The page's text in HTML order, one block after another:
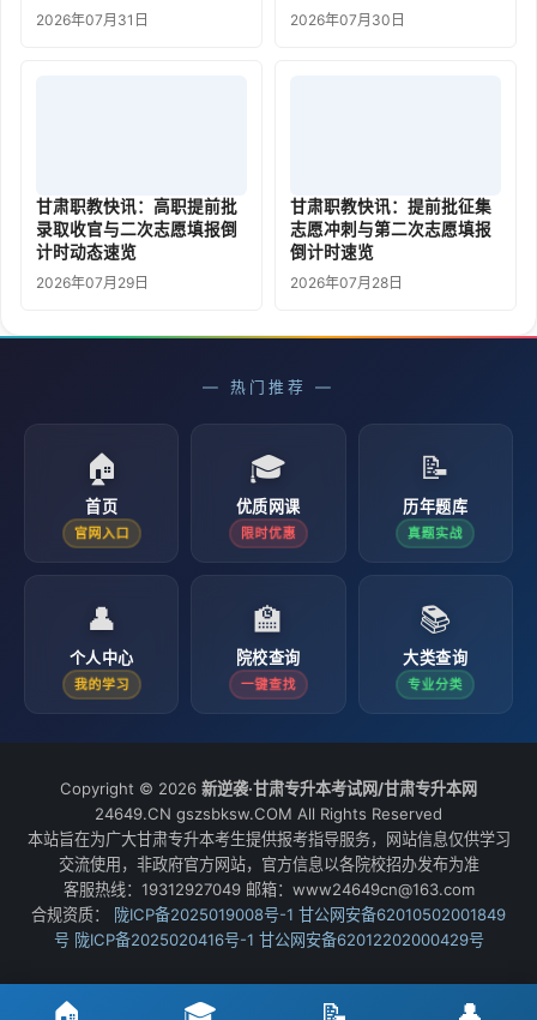
2026年07月31日 2026年07月30日
甘肃职教快讯：高职提前批
录取收官与二次志愿填报倒
计时动态速览
2026年07月29日
甘肃职教快讯：提前批征集
志愿冲刺与第二次志愿填报
倒计时速览
2026年07月28日
— 热门推荐 —
🏠
首页
官网入口
🎓
优质网课
限时优惠
📝
历年题库
真题实战
👤
个人中心
我的学习
🏫
院校查询
一键查找
📚
大类查询
专业分类
Copyright © 2026 新逆袭·甘肃专升本考试网/甘肃专升本网
24649.CN gszsbksw.COM All Rights Reserved
本站旨在为广大甘肃专升本考生提供报考指导服务，网站信息仅供学习
交流使用，非政府官方网站，官方信息以各院校招办发布为准
客服热线：19312927049 邮箱：www24649cn@163.com
合规资质：
陇ICP备2025019008号-1 甘公网安备62010502001849
号 陇ICP备2025020416号-1 甘公网安备62012202000429号